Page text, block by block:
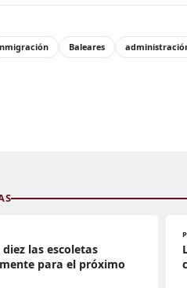
Baleares
las escoletas
para el próximo